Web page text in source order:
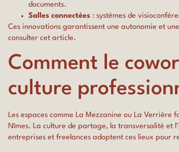
documents.
Salles connectées : systèmes de
Ces innovations garantissent une autonomie et
consulter cet article.
Comment le
culture
Les espaces comme La Mezzanine ou La Verrière
Nîmes. La culture de partage, la transversalité et
entreprises et freelances adoptent ces lieux pour